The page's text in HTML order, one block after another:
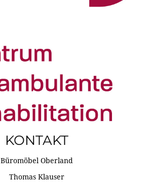
KONTAKT
Büromöbel Oberland
Thomas Klauser